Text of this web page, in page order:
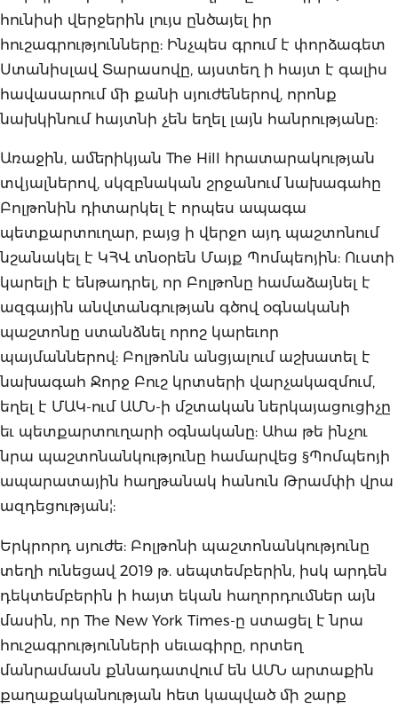
հունիսի վերջերին լույս ընծայել իր
հուշագրությունները: Ինչպես գրում է փորձագետ
Ստանիսլավ Տարասովը, այստեղ ի հայտ է գալիս
հավասարում մի քանի սյուժեներով, որոնք
նախկինում հայտնի չեն եղել լայն հանրությանը:
Առաջին, ամերիկյան The Hill հրատարակության
տվյալներով, սկզբնական շրջանում նախագահը
Բոլթոնին դիտարկել է որպես ապագա
պետքարտուղար, բայց ի վերջո այդ պաշտոնում
նշանակել է ԿՀՎ տնօրեն Մայք Պոմպեոյին: Ուստի
կարելի է ենթադրել, որ Բոլթոնը համաձայնել է
ազգային անվտանգության գծով օգնականի
պաշտոնը ստանձնել որոշ կարեւոր
պայմաններով: Բոլթոնն անցյալում աշխատել է
նախագահ Ջորջ Բուշ կրտսերի վարչակազմում,
եղել է ՄԱԿ-ում ԱՄՆ-ի մշտական ներկայացուցիչը
եւ պետքարտուղարի օգնականը: Ահա թե ինչու
նրա պաշտոնանկությունը համարվեց §Պոմպեոյի
ապարատային հաղթանակ հանուն Թրամփի վրա
ազդեցության¦:
Երկրորդ սյուժե: Բոլթոնի պաշտոնանկությունը
տեղի ունեցավ 2019 թ. սեպտեմբերին, իսկ արդեն
դեկտեմբերին ի հայտ եկան հաղորդումներ այն
մասին, որ The New York Times-ը ստացել է նրա
հուշագրությունների սեւագիրը, որտեղ
մանրամասն քննադատվում են ԱՄՆ արտաքին
քաղաքականության հետ կապված մի շարք